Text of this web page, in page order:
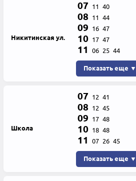
Никитинская ул.
07 11 40
08 11 44
09 16 47
10 17 47
11 06 25 44
Показать еще ▼
Школа
07 12 41
08 12 45
09 17 48
10 18 48
11 07 26 45
Показать еще ▼